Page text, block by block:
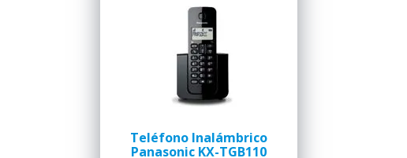
Teléfono Inalámbrico
Panasonic KX-TGB110